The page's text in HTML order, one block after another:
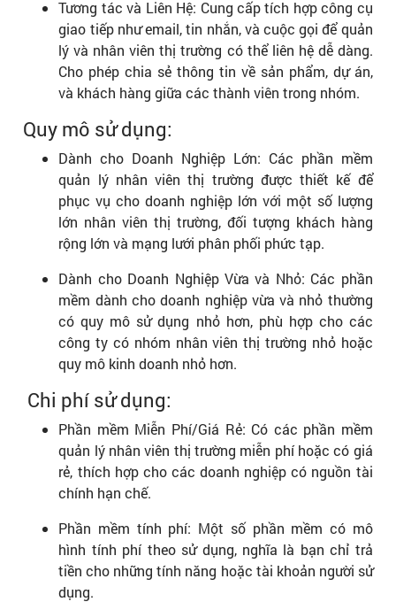
Tương tác và Liên Hệ: Cung cấp tích hợp công cụ
giao tiếp như email, tin nhắn, và cuộc gọi để quản
lý và nhân viên thị trường có thể liên hệ dễ dàng.
Cho phép chia sẻ thông tin về sản phẩm, dự án,
và khách hàng giữa các thành viên trong nhóm.
Quy mô sử dụng:
Dành cho Doanh Nghiệp Lớn: Các phần mềm
quản lý nhân viên thị trường được thiết kế để
phục vụ cho doanh nghiệp lớn với một số lượng
lớn nhân viên thị trường, đối tượng khách hàng
rộng lớn và mạng lưới phân phối phức tạp.
Dành cho Doanh Nghiệp Vừa và Nhỏ: Các phần
mềm dành cho doanh nghiệp vừa và nhỏ thường
có quy mô sử dụng nhỏ hơn, phù hợp cho các
công ty có nhóm nhân viên thị trường nhỏ hoặc
quy mô kinh doanh nhỏ hơn.
Chi phí sử dụng:
Phần mềm Miễn Phí/Giá Rẻ: Có các phần mềm
quản lý nhân viên thị trường miễn phí hoặc có giá
rẻ, thích hợp cho các doanh nghiệp có nguồn tài
chính hạn chế.
Phần mềm tính phí: Một số phần mềm có mô
hình tính phí theo sử dụng, nghĩa là bạn chỉ trả
tiền cho những tính năng hoặc tài khoản người sử
dụng.